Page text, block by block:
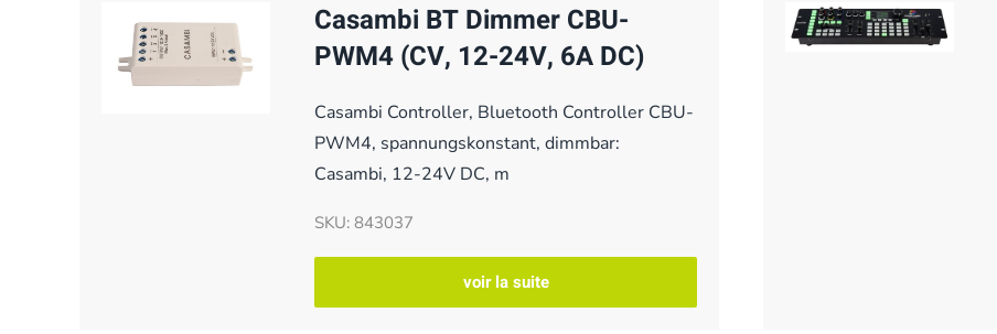
Casambi BT Dimmer CBU-
PWM4 (CV, 12-24V, 6A DC)
Casambi Controller, Bluetooth Controller CBU-
PWM4, spannungskonstant, dimmbar:
Casambi, 12-24V DC, m
SKU: 843037
voir la suite